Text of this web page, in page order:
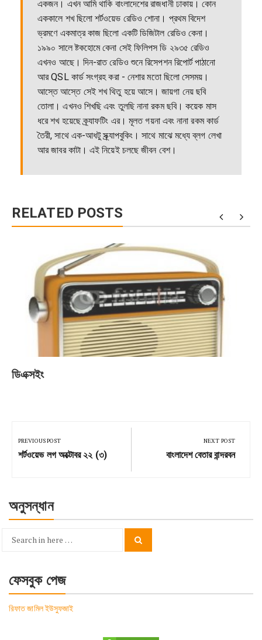
একজন। এখন আমি থাকি বাংলাদেশের রাজধানী ঢাকায়। কোন
এককালে শখ ছিলো শর্টওয়েভ রেডিও শোনা। প্রথম বিদেশ
ভ্রমণে একমাত্র কাজ ছিলো একটি ডিজিটাল রেডিও কেনা।
১৯৯০ সালে ষ্টকহোমে কেনা সেই ফিলিপস ডি ২৯৩৫ রেডিও
এখনও আছে। দিন-রাত রেডিও শুনে রিসেপশন রিপোর্ট পাঠানো
আর QSL কার্ড সংগ্রহ করা - নেশার মতো ছিলো সেসময়।
আস্তে আস্তে সেই শখ থিতু হয়ে আসে। জায়গা নেয় ছবি
তোলা। এখনও শিখছি এবং তুলছি নানা রকম ছবি। কয়েক মাস
ধরে শখ হয়েছে ক্র্যাফটিং এর। মূলত গয়না এবং নানা রকম কার্ড
তৈরী, সাথে এক-আধটু স্ক্র্যাপবুকিং। সাথে মাঝে মধ্যে ব্লগ লেখা
আর জাবর কাটা। এই নিয়েই চলছে জীবন বেশ।
RELATED POSTS
ডিএক্সইং
navigation
PREVIOUS POST
Previous
শর্টওয়েভ লগ অক্টোবর ২২ (৩)
NEXT POST
Next
বাংলাদেশ বেতার বান্দরবন
অনুসন্ধান
Search
ফেসবুক পেজ
রিফাত জামিল ইউসুফজাই